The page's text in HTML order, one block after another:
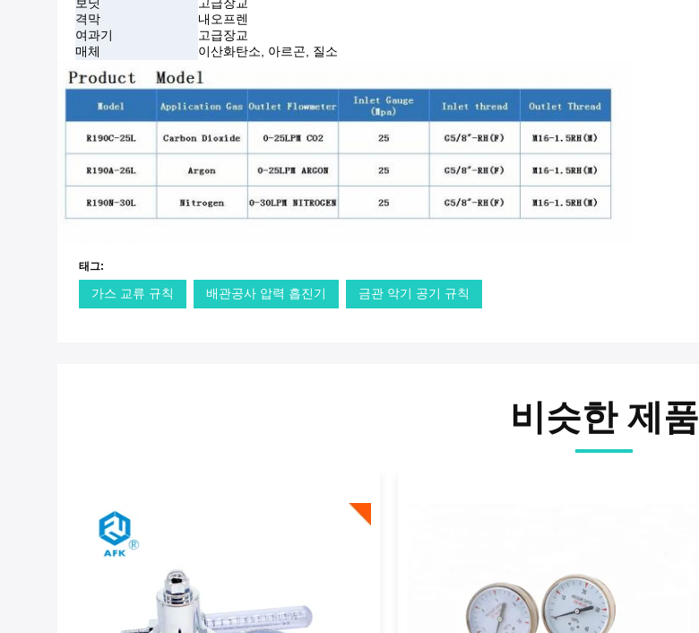
보닛
고급장교
격막
내오프렌
여과기
고급장교
매체
이산화탄소, 아르곤, 질소
태그:
가스 교류 규칙 배관공사 압력 흡진기 금관 악기 공기 규칙
비슷한 제품